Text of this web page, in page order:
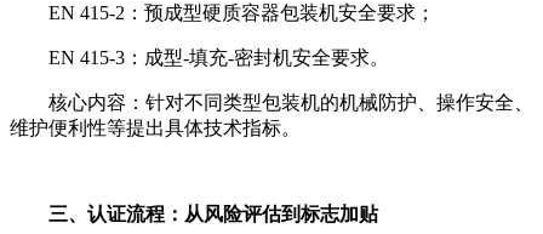
EN 415-2：预成型硬质容器包装机安全要求；
EN 415-3：成型-填充-密封机安全要求。
核心内容：针对不同类型包装机的机械防护、操作安全、
维护便利性等提出具体技术指标。
三、认证流程：从风险评估到标志加贴